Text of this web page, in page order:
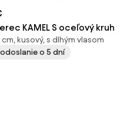
KAMEL S oceľový kruh
kusový, s dlhým vlasom
odoslanie o 5 dní